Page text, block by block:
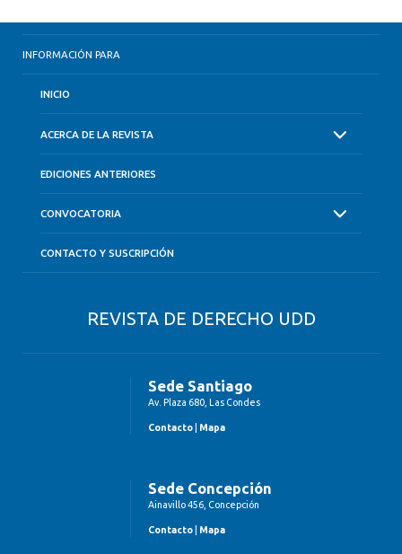
INFORMACIÓN PARA
INICIO
ACERCA DE LA REVISTA
EDICIONES ANTERIORES
CONVOCATORIA
CONTACTO Y SUSCRIPCIÓN
REVISTA DE DERECHO UDD
Sede Santiago
Av. Plaza 680, Las Condes
Contacto Mapa
Sede Concepción
Ainavillo 456, Concepción
Contacto Mapa